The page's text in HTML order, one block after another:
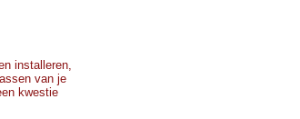
installeren,
van je
kwestie